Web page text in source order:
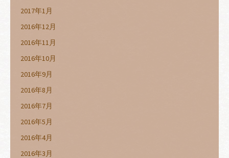
2017年1月
2016年12月
2016年11月
2016年10月
2016年9月
2016年8月
2016年7月
2016年5月
2016年4月
2016年3月